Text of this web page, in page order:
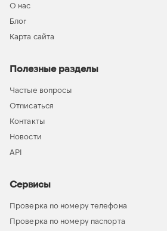
О нас
Блог
Карта сайта
Полезные разделы
Частые вопросы
Отписаться
Контакты
Новости
API
Сервисы
Проверка по номеру телефона
Проверка по номеру паспорта